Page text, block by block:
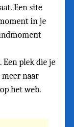
Een site
in je
Een plek die je
naar
het web.